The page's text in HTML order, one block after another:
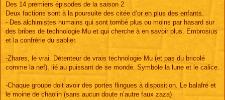
Des 14 premiers épisodes de la saison 2
Deux factions sont à la poursuite des citée d’or en plus des enfants.
- Des alchimistes humains qui sont tombé plus ou moins par hasard sur
des bribes de technologie Mu et qui cherche à en savoir plus. Embrosius
et la confrérie du sablier.
-Zhares, le vrai. Détenteur de vrais technologie Mu (et pas du bricolé
comme la nef), lié au puissant de se monde. Symbole la lune et le calice.
-Chaque groupe doit avoir des portes flingues à disposition. Le balafré et
le moine de chaolin (sans aucun doute n’autre faux zaza)